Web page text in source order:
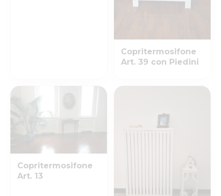
Copritermosifone
Art. 39 con Piedini
Copritermosifone
Art. 13